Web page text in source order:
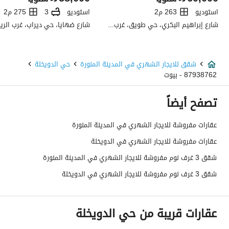
استخدام العقار
-
السعر
50000
المساحة
خدمات العقار
كهرباء
نعم
صرف صحي
نعم
استوديو
263 م2
شارع إبراهيم البكري، حي طويق، غرب الرياض، الرياض
استوديو 3 275 م2
شقق للايجار الشهري في المدينة المنورة حي الدويخلة
87938762 - بيوت
تصفح أيضاً
عقارات مفروشة للايجار الشهري في المدينة المنورة
عقارات مفروشة للايجار الشهري في الدويخلة
شقق 3 غرف نوم مفروشة للايجار الشهري في المدينة المنورة
شقق 3 غرف نوم مفروشة للايجار الشهري في الدويخلة
عقارات قريبة من حي الدويخلة